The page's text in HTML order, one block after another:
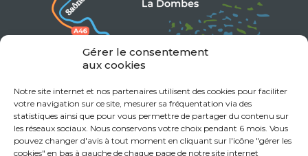
Gérer le consentement
aux cookies
Notre site internet et nos partenaires utilisent des cookies pour faciliter
votre navigation sur ce site, mesurer sa fréquentation via des
statistiques ainsi que pour vous permettre de partager du contenu sur
les réseaux sociaux. Nous conservons votre choix pendant 6 mois. Vous
pouvez changer d'avis à tout moment en cliquant sur l'icône "gérer les
cookies" en bas à gauche de chaque page de notre site internet